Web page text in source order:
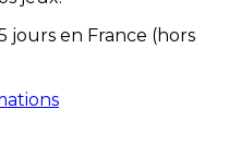
jours en France (hors